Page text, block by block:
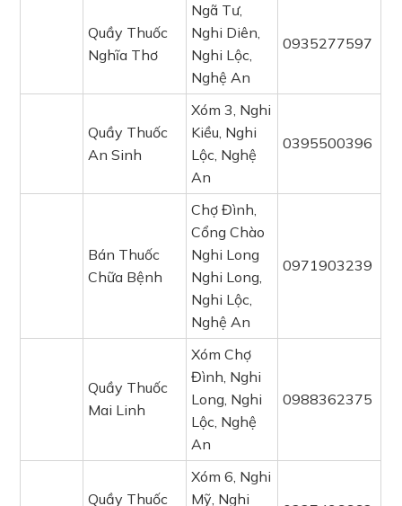
Quầy Thuốc
Nghĩa Thơ
Ngã Tư,
Nghi Diên,
Nghi Lộc,
Nghệ An
0935277597
Quầy Thuốc
An Sinh
Xóm 3, Nghi
Kiều, Nghi
Lộc, Nghệ
An
0395500396
Bán Thuốc
Chữa Bệnh
Chợ Đình,
Cổng Chào
Nghi Long
Nghi Long,
Nghi Lộc,
Nghệ An
0971903239
Quầy Thuốc
Mai Linh
Xóm Chợ
Đình, Nghi
Long, Nghi
Lộc, Nghệ
An
0988362375
Quầy Thuốc
Xóm 6, Nghi
Mỹ, Nghi